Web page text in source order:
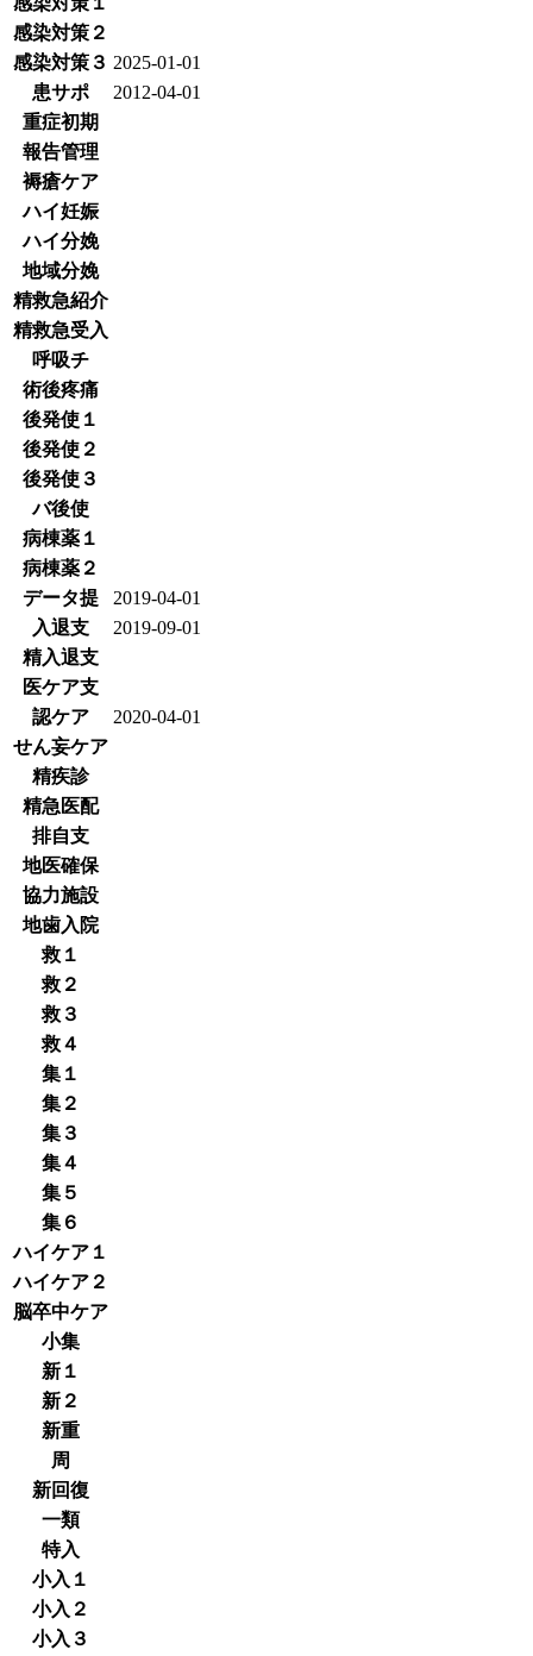
感染対策２
感染対策３ 2025-01-01
患サポ
2012-04-01
重症初期
報告管理
褥瘡ケア
ハイ妊娠
ハイ分娩
地域分娩
精救急紹介
精救急受入
呼吸チ
術後疼痛
後発使１
後発使２
後発使３
バ後使
病棟薬１
病棟薬２
データ提
2019-04-01
入退支
2019-09-01
精入退支
医ケア支
認ケア
2020-04-01
せん妄ケア
精疾診
精急医配
排自支
地医確保
協力施設
地歯入院
救１
救２
救３
救４
集１
集２
集３
集４
集５
集６
ハイケア１
ハイケア２
脳卒中ケア
小集
新１
新２
新重
周
新回復
一類
特入
小入１
小入２
小入３